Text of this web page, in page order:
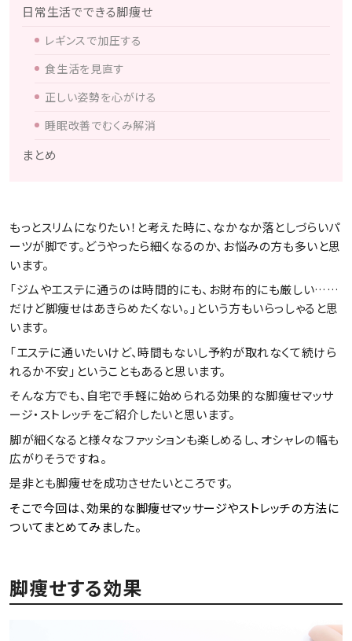
日常生活でできる脚痩せ
レギンスで加圧する
食生活を見直す
正しい姿勢を心がける
睡眠改善でむくみ解消
まとめ
もっとスリムになりたい！と考えた時に、なかなか落としづらいパ
ーツが脚です。どうやったら細くなるのか、お悩みの方も多いと思
います。
「ジムやエステに通うのは時間的にも、お財布的にも厳しい……
だけど脚痩せはあきらめたくない。」という方もいらっしゃると思
います。
「エステに通いたいけど、時間もないし予約が取れなくて続けら
れるか不安」ということもあると思います。
そんな方でも、自宅で手軽に始められる効果的な脚痩せマッサ
ージ・ストレッチをご紹介したいと思います。
脚が細くなると様々なファッションも楽しめるし、オシャレの幅も
広がりそうですね。
是非とも脚痩せを成功させたいところです。
そこで今回は、効果的な脚痩せマッサージやストレッチの方法に
ついてまとめてみました。
脚痩せする効果